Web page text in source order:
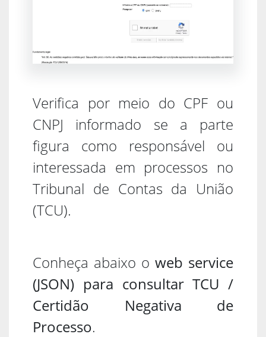
Verifica por meio do CPF ou
CNPJ informado se a parte
figura como responsável ou
interessada em processos no
Tribunal de Contas da União
(TCU).
Conheça abaixo o web service
(JSON) para consultar TCU /
Certidão Negativa de
Processo.